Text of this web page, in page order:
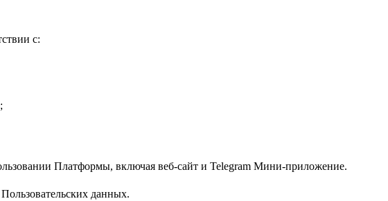
с:
Платформы, включая веб-сайт и Telegram Мини-приложение.
данных.